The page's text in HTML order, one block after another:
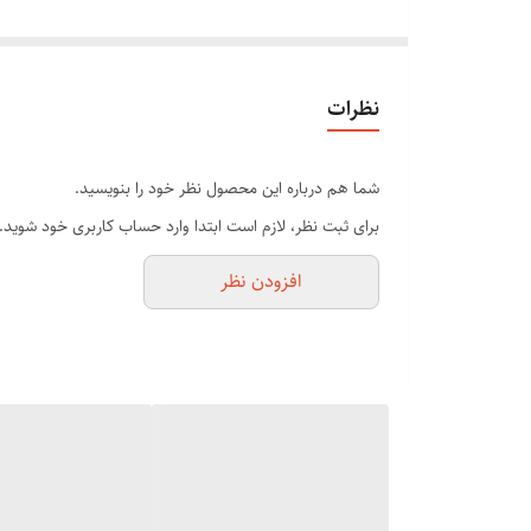
ماساژور دستی با گرمایش مادون قرمز و چکش های ماساژ
عملکرد دوگانه ماساژ و لرزش برای ماساژ موثر
همراه با دو قابلیت جدا شدنی سرهای ماساژور به شکل
ایمن و راحت
نظرات
شما هم درباره این محصول نظر خود را بنویسید.
برای ثبت نظر، لازم است ابتدا وارد حساب کاربری خود شوید.
افزودن نظر